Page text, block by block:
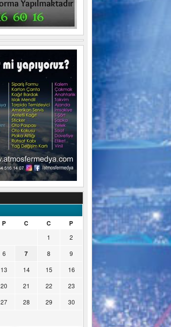
P C C P
1
2
6 7 8
9
13 14 15
16
20 21 22
23
27 28 29
30